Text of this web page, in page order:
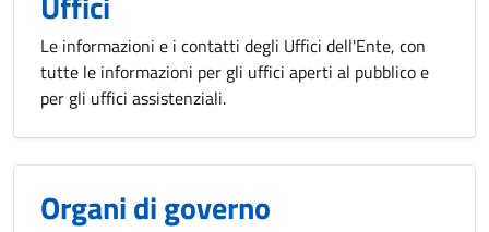
Le informazioni e i contatti degli Uffici dell'Ente, con
tutte le informazioni per gli uffici aperti al pubblico e
per gli uffici assistenziali.
Organi di governo